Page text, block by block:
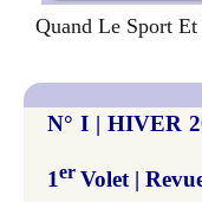
Quand Le Sport
N° I | HIVER
1er Volet |